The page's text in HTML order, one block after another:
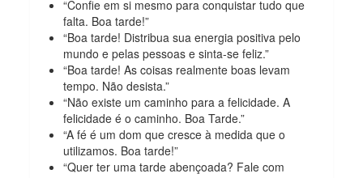
“Confie em si mesmo para conquistar tudo que
falta. Boa tarde!”
“Boa tarde! Distribua sua energia positiva pelo
mundo e pelas pessoas e sinta-se feliz.”
“Boa tarde! As coisas realmente boas levam
tempo. Não desista.”
“Não existe um caminho para a felicidade. A
felicidade é o caminho. Boa Tarde.”
“A fé é um dom que cresce à medida que o
utilizamos. Boa tarde!”
“Quer ter uma tarde abençoada? Fale com